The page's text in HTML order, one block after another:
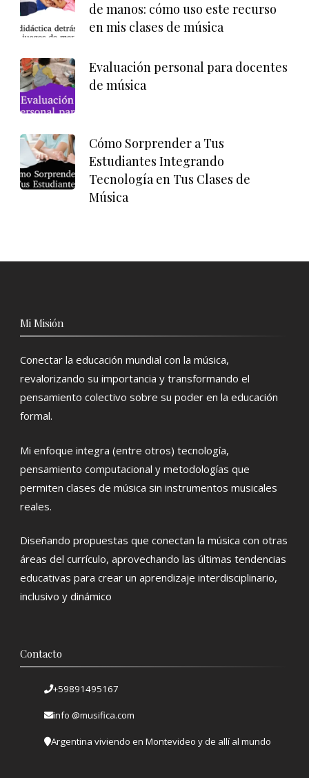
de manos: cómo uso este recurso
en mis clases de música
Evaluación personal para docentes
de música
Cómo Sorprender a Tus
Estudiantes Integrando
Tecnología en Tus Clases de
Música
Mi Misión
Conectar la educación mundial con la música,
revalorizando su importancia y transformando el
pensamiento colectivo sobre su poder en la educación
formal.
Mi enfoque integra (entre otros) tecnología,
pensamiento computacional y metodologías que
permiten clases de música sin instrumentos musicales
reales.
Diseñando propuestas que conectan la música con otras
áreas del currículo, aprovechando las últimas tendencias
educativas para crear un aprendizaje interdisciplinario,
inclusivo y dinámico
Contacto
+59891495167
info @musifica.com
Argentina viviendo en Montevideo y de allí al mundo